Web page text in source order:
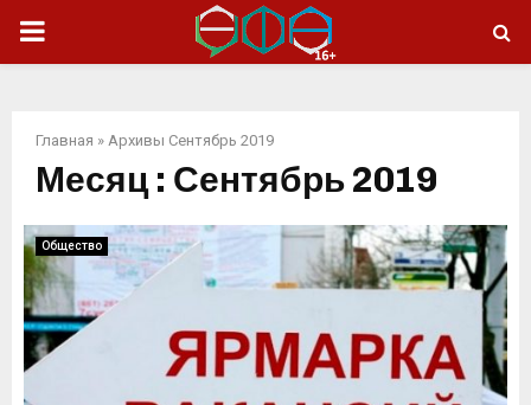
ОСНОВНОЕ
Главная » Архивы Сентябрь 2019
Месяц : Сентябрь 2019
Общество